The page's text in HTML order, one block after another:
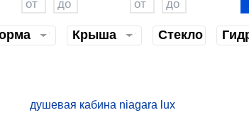
Крыша Стекло
душевая кабина niagara lux